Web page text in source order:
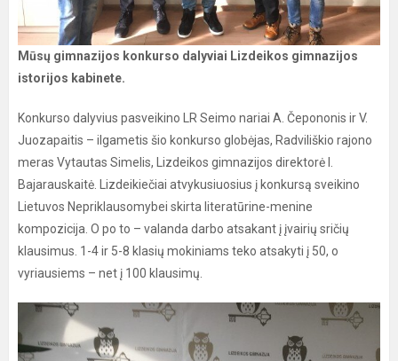
Mūsų gimnazijos konkurso dalyviai Lizdeikos gimnazijos
istorijos kabinete.
Konkurso dalyvius pasveikino LR Seimo nariai A. Čepononis ir V.
Juozapaitis – ilgametis šio konkurso globėjas, Radviliškio rajono
meras Vytautas Simelis, Lizdeikos gimnazijos direktorė I.
Bajarauskaitė. Lizdeikiečiai atvykusiuosius į konkursą sveikino
Lietuvos Nepriklausomybei skirta literatūrine-menine
kompozicija. O po to – valanda darbo atsakant į įvairių sričių
klausimus. 1-4 ir 5-8 klasių mokiniams teko atsakyti į 50, o
vyriausiems – net į 100 klausimų.